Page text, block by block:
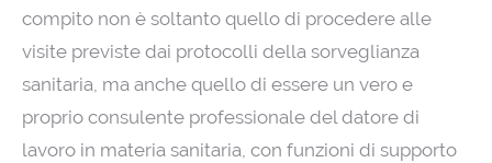
compito non è soltanto quello di procedere alle
visite previste dai protocolli della sorveglianza
sanitaria, ma anche quello di essere un vero e
proprio consulente professionale del datore di
lavoro in materia sanitaria, con funzioni di supporto